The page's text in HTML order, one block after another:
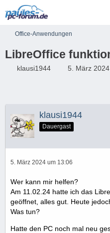
Office-Anwendungen
LibreOffice
klausi1944 5. März
klausi1944
Dauergast
5. März 2024 um 13:06
Wer kann mir helfen?
Am 11.02.24 hatte ich das
geöffnet, alles gut. Heute
Was tun?
Hatte den PC noch mal neu